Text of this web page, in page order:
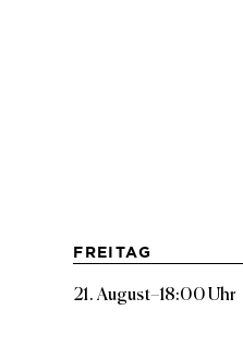
FREITAG
21. August–18:00 Uhr